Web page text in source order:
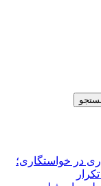
در خواستگاری؛